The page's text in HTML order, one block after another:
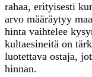
rahaa, erityisesti
arvo määräytyy
hinta vaihtelee
kultaesineitä on
luotettava ostaja,
hinnan.